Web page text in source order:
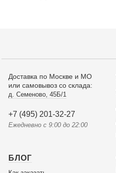
Доставка по Москве и МО
или самовывоз со склада:
д. Семеново, 45Б/1
+7 (495) 201-32-27
Ежедневно с 9:00 до 22:00
БЛОГ